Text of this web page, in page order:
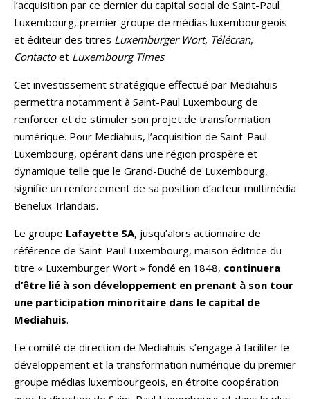
l’acquisition par ce dernier du capital social de Saint-Paul
Luxembourg, premier groupe de médias luxembourgeois
et éditeur des titres Luxemburger Wort, Télécran,
Contactoet Luxembourg Times.
Cet investissement stratégique effectué par Mediahuis
permettra notamment à Saint-Paul Luxembourg de
renforcer et de stimuler son projet de transformation
numérique. Pour Mediahuis, l’acquisition de Saint-Paul
Luxembourg, opérant dans une région prospère et
dynamique telle que le Grand-Duché de Luxembourg,
signifie un renforcement de sa position d’acteur multimédia
Benelux-Irlandais.
Le groupe Lafayette SA, jusqu’alors actionnaire de
référence de Saint-Paul Luxembourg, maison éditrice du
titre « Luxemburger Wort » fondé en 1848, continuera
d’être lié à son développement en prenant à son tour
une participation minoritaire dans le capital de
Mediahuis.
Le comité de direction de Mediahuis s’engage à faciliter le
développement et la transformation numérique du premier
groupe médias luxembourgeois, en étroite coopération